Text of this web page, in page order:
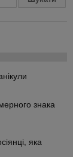
знака
яка